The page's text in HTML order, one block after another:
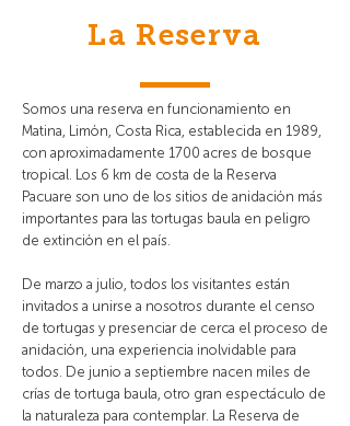
La Reserva
Somos una reserva en funcionamiento en
Matina, Limón, Costa Rica, establecida en 1989,
con aproximadamente 1700 acres de bosque
tropical. Los 6 km de costa de la Reserva
Pacuare son uno de los sitios de anidación más
importantes para las tortugas baula en peligro
de extinción en el país.
De marzo a julio, todos los visitantes están
invitados a unirse a nosotros durante el censo
de tortugas y presenciar de cerca el proceso de
anidación, una experiencia inolvidable para
todos. De junio a septiembre nacen miles de
crías de tortuga baula, otro gran espectáculo de
la naturaleza para contemplar. La Reserva de